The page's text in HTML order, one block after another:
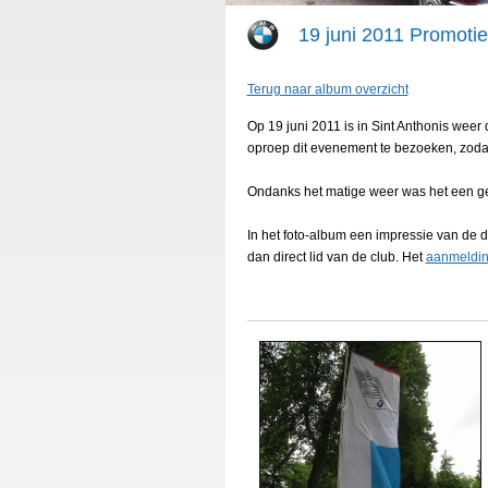
19 juni 2011
Terug naar album overzicht
Op 19 juni 2011 is in Sint Anthonis
oproep dit evenement te bezoeken,
Ondanks het matige weer was het een
In het foto-album een impressie van de
dan direct lid van de club. Het